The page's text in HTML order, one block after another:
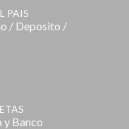
PAIS
/ Deposito /
y Banco